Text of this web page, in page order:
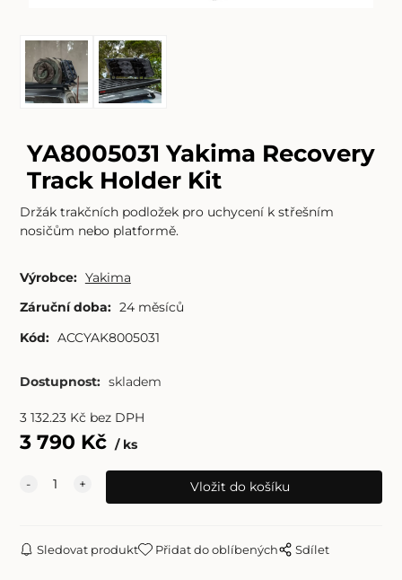
YA8005031 Yakima Recovery
Track Holder Kit
Držák trakčních podložek pro uchycení k střešním
nosičům nebo platformě.
Výrobce: Yakima
Záruční doba: 24 měsíců
Kód: ACCYAK8005031
Dostupnost: skladem
3 132.23Kč bez DPH
3 790 Kč ks
Sledovat produkt Přidat do oblíbených Sdílet